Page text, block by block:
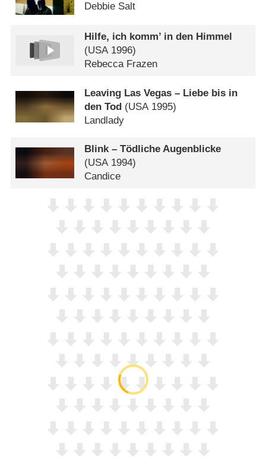
Debbie Salt
Hilfe, ich komm’ in den Himmel
(USA1996)
Rebecca Frazen
Leaving Las Vegas – Liebe bis in
den Tod (USA1995)
Landlady
Blink – Tödliche Augenblicke
(USA1994)
Candice